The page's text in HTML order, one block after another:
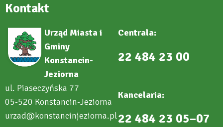
Kontakt
Urząd Miasta i
Gminy
Konstancin-
Jeziorna
ul. Piaseczyńska 77
05-520 Konstancin-Jeziorna
urzad@konstancinjeziorna.pl
Centrala:
22 484 23 00
Kancelaria:
22 484 23 05–07